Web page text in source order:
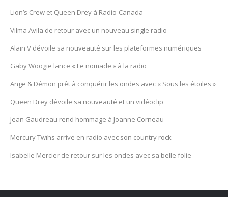
Lion’s Crew et Queen Drey à Radio-Canada
Vilma Avila de retour avec un nouveau single radio
Alain V dévoile sa nouveauté sur les plateformes numériques
Gaby Woogie lance « Le nomade » à la radio
Ange & Démon prêt à conquérir les ondes avec « Sous les étoiles »
Queen Drey dévoile sa nouveauté et un vidéoclip
Jean Gaudreau rend hommage à Joanne Corneau
Mercury Twïns arrive en radio avec son country rock
Isabelle Mercier de retour sur les ondes avec sa belle folie